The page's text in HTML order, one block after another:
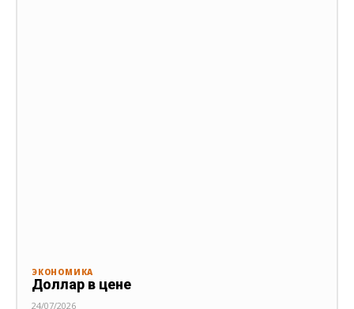
ЭКОНОМИКА
Доллар в цене
24/07/2026